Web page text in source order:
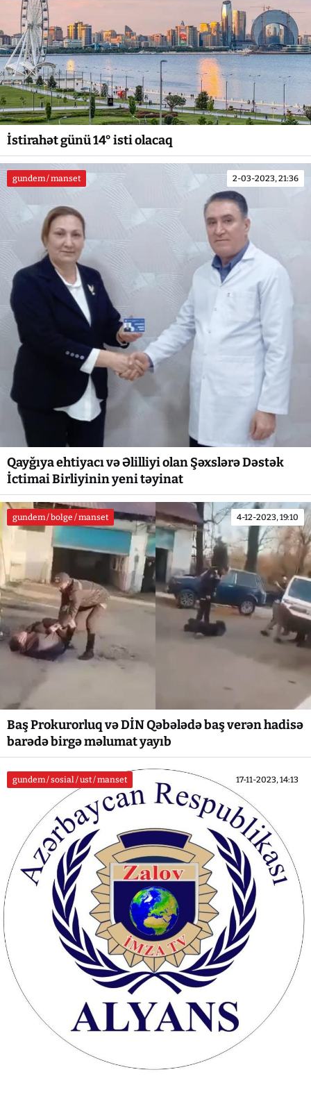
İstirahət günü 14° isti olacaq
gundem / manset 2-03-2023, 21:36
Qayğıya ehtiyacı və Əlilliyi olan Şəxslərə Dəstək
İctimai Birliyinin yeni təyinat
gundem / bolge / manset 4-12-2023, 19:10
Baş Prokurorluq və DİN Qəbələdə baş verən hadisə
barədə birgə məlumat yayıb
gundem / sosial / ust / manset 17-11-2023, 14:13